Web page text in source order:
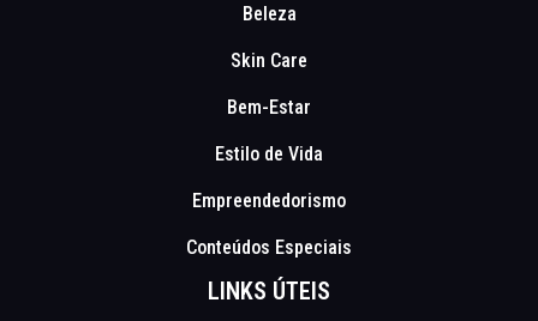
Beleza
Skin Care
Bem-Estar
Estilo de Vida
Empreendedorismo
Conteúdos Especiais
LINKS ÚTEIS